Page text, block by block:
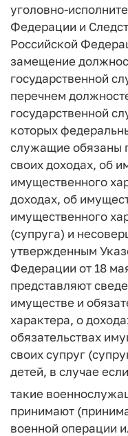
уголовно-
Федерации и
Российской
замещение
государственной
перечнем
государственной
которых
служащие обязаны
своих доходах, об
имущественного
доходах, об
имущественного
(супруга) и
утвержденным
Федерации от 18
представляют
имуществе и
характера, о
обязательствах
своих супруг
детей, в случае
такие
принимают
военной операции